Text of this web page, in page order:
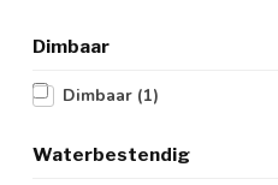
Dimbaar
Dimbaar (1)
Waterbestendig